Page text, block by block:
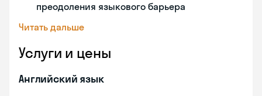
преодоления языкового барьера
Читать дальше
Услуги и цены
Английский язык